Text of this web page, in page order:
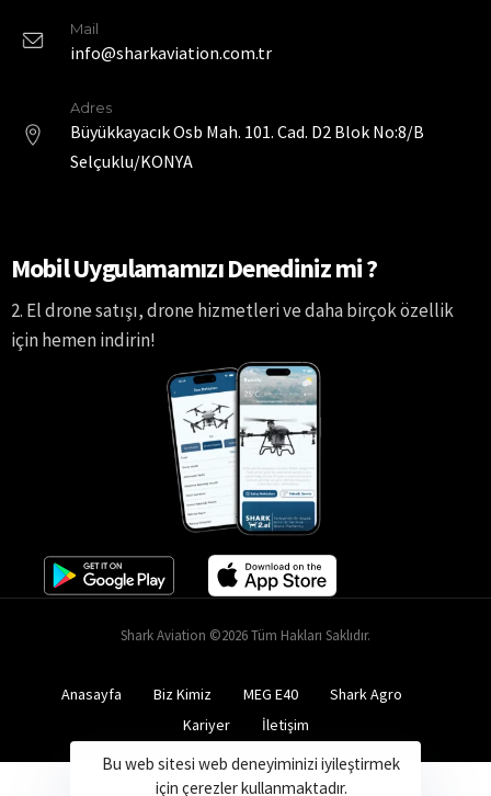
Mail
info@sharkaviation.com.tr
Adres
Büyükkayacık Osb Mah. 101. Cad. D2 Blok No:8/B
Selçuklu/KONYA
Mobil Uygulamamızı Denediniz mi ?
2. El drone satışı, drone hizmetleri ve daha birçok özellik
için hemen indirin!
Shark Aviation ©2026 Tüm Hakları Saklıdır.
Anasayfa Biz Kimiz MEG E40
Shark Agro
Kariyer
İletişim
Bu web sitesi web deneyiminizi iyileştirmek
için çerezler kullanmaktadır.